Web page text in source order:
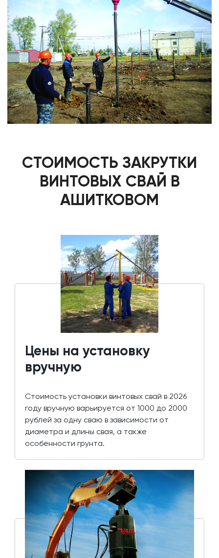
СТОИМОСТЬ ЗАКРУТКИ
ВИНТОВЫХ СВАЙ В
АШИТКОВОМ
Цены на установку
вручную
Стоимость установки винтовых свай в 2026
году вручную варьируется от 1000 до 2000
рублей за одну сваю в зависимости от
диаметра и длины свая, а также
особенности грунта.